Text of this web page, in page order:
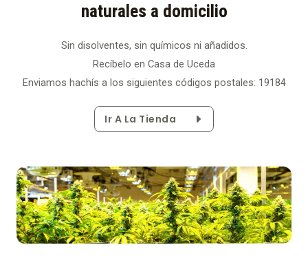
naturales a domicilio
Sin disolventes, sin químicos ni añadidos.
Recíbelo en Casa de Uceda
Enviamos hachís a los siguientes códigos postales: 19184
Ir A La Tienda